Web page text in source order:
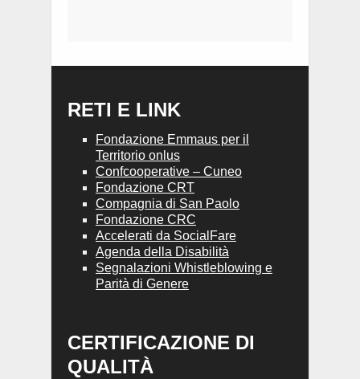
RETI E LINK
Fondazione Emmaus per il
Territorio onlus
Confcooperative – Cuneo
Fondazione CRT
Compagnia di San Paolo
Fondazione CRC
Accelerati da SocialFare
Agenda della Disabilità
Segnalazioni Whistleblowing e
Parità di Genere
CERTIFICAZIONE DI
QUALITÀ